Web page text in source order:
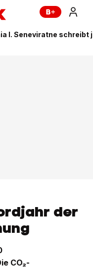
I. Seneviratne schreibt
der
CO₂-